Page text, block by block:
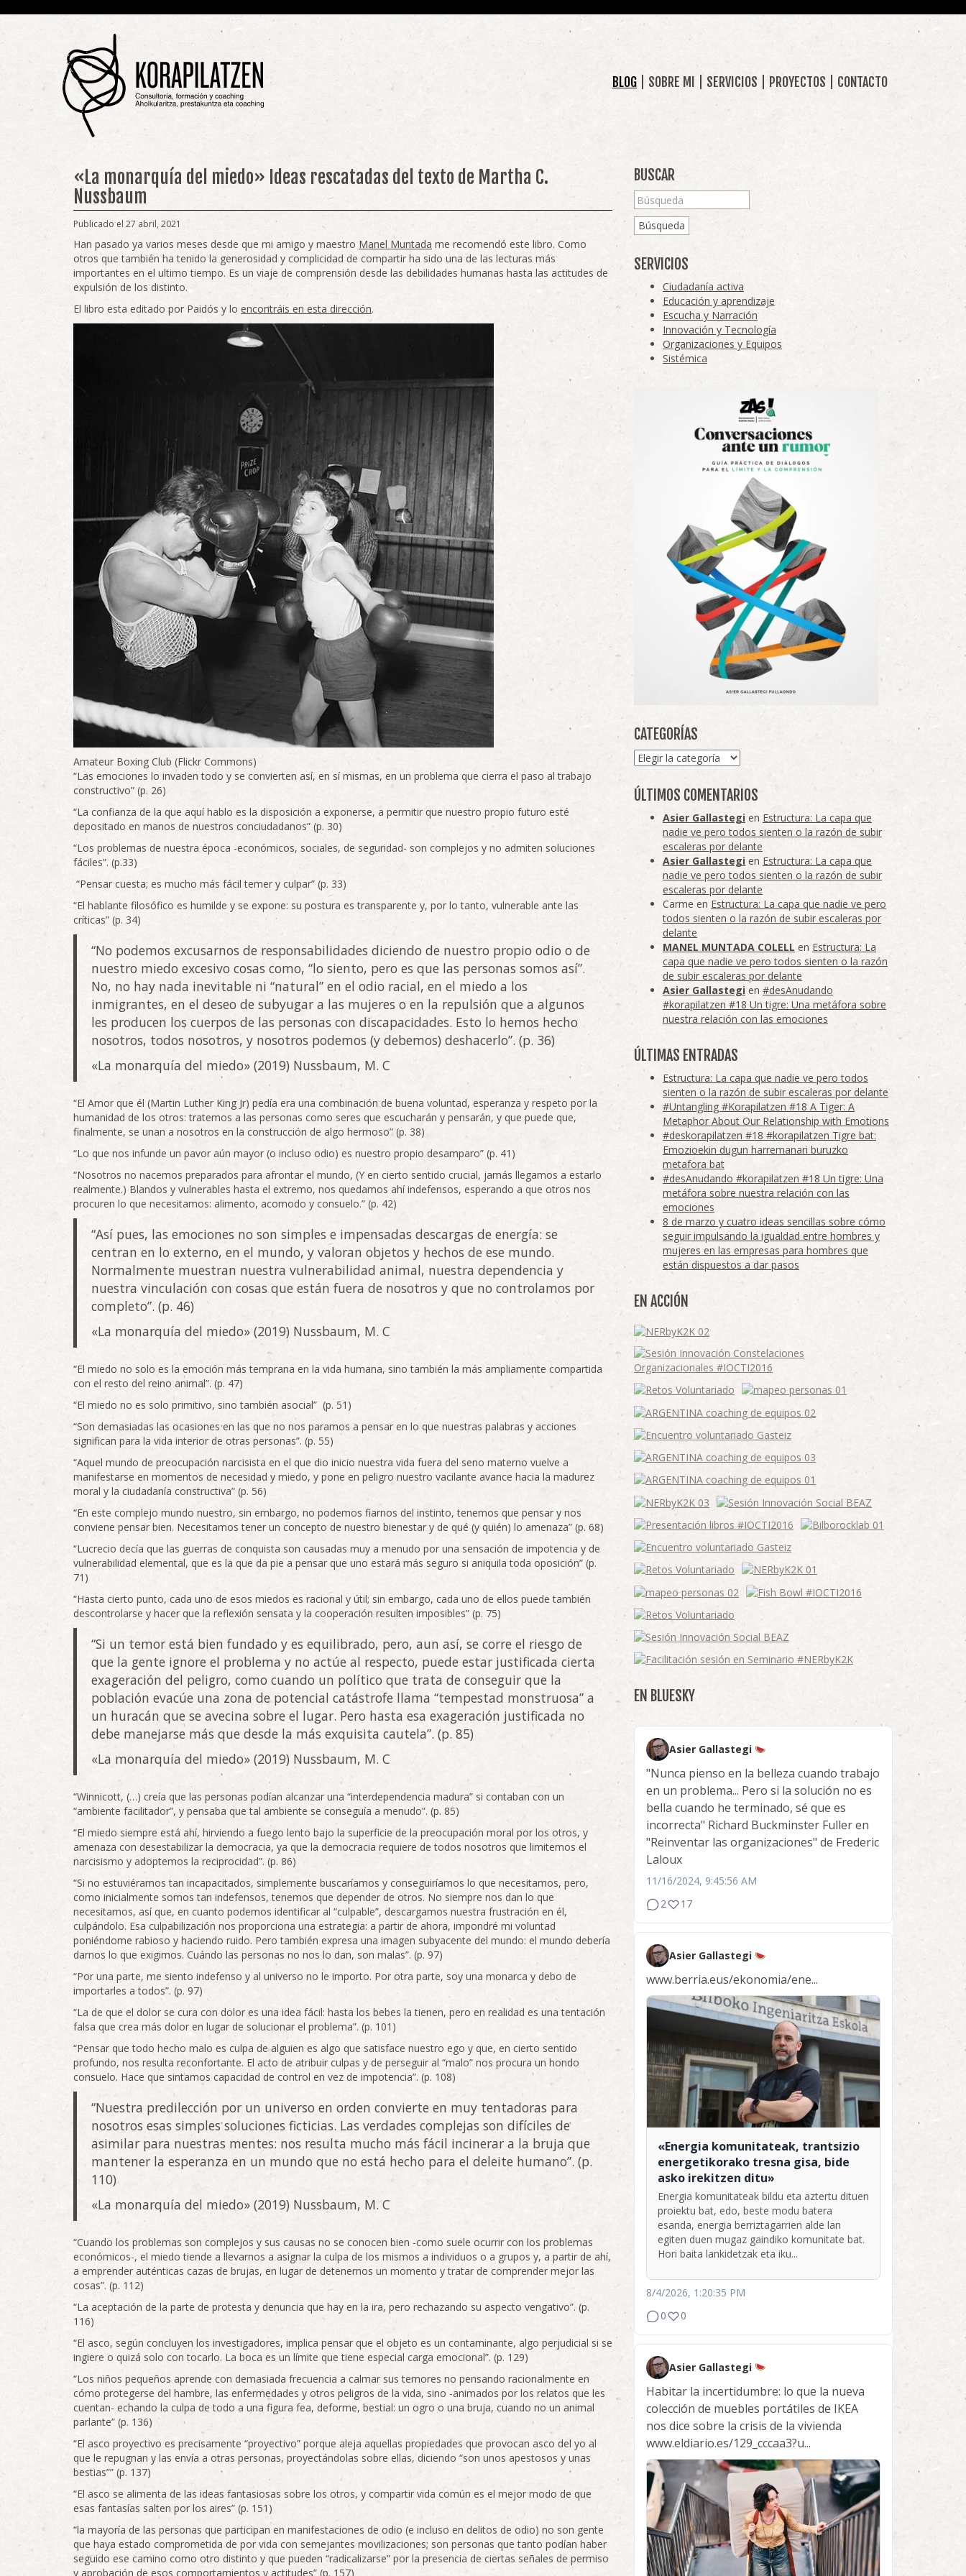
BLOG SOBRE MI SERVICIOS PROYECTOS CONTACTO
«La monarquía del miedo» Ideas rescatadas del texto de Martha C.
Nussbaum
Publicado el 27 abril, 2021
Han pasado ya varios meses desde que mi amigo y maestro Manel Muntada me recomendó este libro. Como
otros que también ha tenido la generosidad y complicidad de compartir ha sido una de las lecturas más
importantes en el ultimo tiempo. Es un viaje de comprensión desde las debilidades humanas hasta las actitudes de
expulsión de los distinto.
El libro esta editado por Paidós y lo encontráis en esta dirección.
Amateur Boxing Club (Flickr Commons)
“Las emociones lo invaden todo y se convierten así, en sí mismas, en un problema que cierra el paso al trabajo
constructivo” (p. 26)
“La confianza de la que aquí hablo es la disposición a exponerse, a permitir que nuestro propio futuro esté
depositado en manos de nuestros conciudadanos” (p. 30)
“Los problemas de nuestra época -económicos, sociales, de seguridad- son complejos y no admiten soluciones
fáciles”. (p.33)
“Pensar cuesta; es mucho más fácil temer y culpar” (p. 33)
“El hablante filosófico es humilde y se expone: su postura es transparente y, por lo tanto, vulnerable ante las
críticas” (p. 34)
“No podemos excusarnos de responsabilidades diciendo de nuestro propio odio o de
nuestro miedo excesivo cosas como, “lo siento, pero es que las personas somos así”.
No, no hay nada inevitable ni “natural” en el odio racial, en el miedo a los
inmigrantes, en el deseo de subyugar a las mujeres o en la repulsión que a algunos
les producen los cuerpos de las personas con discapacidades. Esto lo hemos hecho
nosotros, todos nosotros, y nosotros podemos (y debemos) deshacerlo”. (p. 36)
«La monarquía del miedo» (2019) Nussbaum, M. C
“El Amor que él (Martin Luther King Jr) pedía era una combinación de buena voluntad, esperanza y respeto por la
humanidad de los otros: tratemos a las personas como seres que escucharán y pensarán, y que puede que,
finalmente, se unan a nosotros en la construcción de algo hermoso” (p. 38)
“Lo que nos infunde un pavor aún mayor (o incluso odio) es nuestro propio desamparo” (p. 41)
“Nosotros no nacemos preparados para afrontar el mundo, (Y en cierto sentido crucial, jamás llegamos a estarlo
realmente.) Blandos y vulnerables hasta el extremo, nos quedamos ahí indefensos, esperando a que otros nos
procuren lo que necesitamos: alimento, acomodo y consuelo.” (p. 42)
“Así pues, las emociones no son simples e impensadas descargas de energía: se
centran en lo externo, en el mundo, y valoran objetos y hechos de ese mundo.
Normalmente muestran nuestra vulnerabilidad animal, nuestra dependencia y
nuestra vinculación con cosas que están fuera de nosotros y que no controlamos por
completo”. (p. 46)
«La monarquía del miedo» (2019) Nussbaum, M. C
“El miedo no solo es la emoción más temprana en la vida humana, sino también la más ampliamente compartida
con el resto del reino animal”. (p. 47)
“El miedo no es solo primitivo, sino también asocial” (p. 51)
“Son demasiadas las ocasiones en las que no nos paramos a pensar en lo que nuestras palabras y acciones
significan para la vida interior de otras personas”. (p. 55)
“Aquel mundo de preocupación narcisista en el que dio inicio nuestra vida fuera del seno materno vuelve a
manifestarse en momentos de necesidad y miedo, y pone en peligro nuestro vacilante avance hacia la madurez
moral y la ciudadanía constructiva” (p. 56)
“En este complejo mundo nuestro, sin embargo, no podemos fiarnos del instinto, tenemos que pensar y nos
conviene pensar bien. Necesitamos tener un concepto de nuestro bienestar y de qué (y quién) lo amenaza” (p. 68)
“Lucrecio decía que las guerras de conquista son causadas muy a menudo por una sensación de impotencia y de
vulnerabilidad elemental, que es la que da pie a pensar que uno estará más seguro si aniquila toda oposición” (p.
71)
“Hasta cierto punto, cada uno de esos miedos es racional y útil; sin embargo, cada uno de ellos puede también
descontrolarse y hacer que la reflexión sensata y la cooperación resulten imposibles” (p. 75)
“Si un temor está bien fundado y es equilibrado, pero, aun así, se corre el riesgo de
que la gente ignore el problema y no actúe al respecto, puede estar justificada cierta
exageración del peligro, como cuando un político que trata de conseguir que la
población evacúe una zona de potencial catástrofe llama “tempestad monstruosa” a
un huracán que se avecina sobre el lugar. Pero hasta esa exageración justificada no
debe manejarse más que desde la más exquisita cautela”. (p. 85)
«La monarquía del miedo» (2019) Nussbaum, M. C
“Winnicott, (…) creía que las personas podían alcanzar una “interdependencia madura” si contaban con un
“ambiente facilitador”, y pensaba que tal ambiente se conseguía a menudo”. (p. 85)
“El miedo siempre está ahí, hirviendo a fuego lento bajo la superficie de la preocupación moral por los otros, y
amenaza con desestabilizar la democracia, ya que la democracia requiere de todos nosotros que limitemos el
narcisismo y adoptemos la reciprocidad”. (p. 86)
“Si no estuviéramos tan incapacitados, simplemente buscaríamos y conseguiríamos lo que necesitamos, pero,
como inicialmente somos tan indefensos, tenemos que depender de otros. No siempre nos dan lo que
necesitamos, así que, en cuanto podemos identificar al “culpable”, descargamos nuestra frustración en él,
culpándolo. Esa culpabilización nos proporciona una estrategia: a partir de ahora, impondré mi voluntad
poniéndome rabioso y haciendo ruido. Pero también expresa una imagen subyacente del mundo: el mundo debería
darnos lo que exigimos. Cuándo las personas no nos lo dan, son malas”. (p. 97)
“Por una parte, me siento indefenso y al universo no le importo. Por otra parte, soy una monarca y debo de
importarles a todos”. (p. 97)
“La de que el dolor se cura con dolor es una idea fácil: hasta los bebes la tienen, pero en realidad es una tentación
falsa que crea más dolor en lugar de solucionar el problema”. (p. 101)
“Pensar que todo hecho malo es culpa de alguien es algo que satisface nuestro ego y que, en cierto sentido
profundo, nos resulta reconfortante. El acto de atribuir culpas y de perseguir al “malo” nos procura un hondo
consuelo. Hace que sintamos capacidad de control en vez de impotencia”. (p. 108)
“Nuestra predilección por un universo en orden convierte en muy tentadoras para
nosotros esas simples soluciones ficticias. Las verdades complejas son difíciles de
asimilar para nuestras mentes: nos resulta mucho más fácil incinerar a la bruja que
mantener la esperanza en un mundo que no está hecho para el deleite humano”. (p.
110)
«La monarquía del miedo» (2019) Nussbaum, M. C
“Cuando los problemas son complejos y sus causas no se conocen bien -como suele ocurrir con los problemas
económicos-, el miedo tiende a llevarnos a asignar la culpa de los mismos a individuos o a grupos y, a partir de ahí,
a emprender auténticas cazas de brujas, en lugar de detenernos un momento y tratar de comprender mejor las
cosas”. (p. 112)
“La aceptación de la parte de protesta y denuncia que hay en la ira, pero rechazando su aspecto vengativo”. (p.
116)
“El asco, según concluyen los investigadores, implica pensar que el objeto es un contaminante, algo perjudicial si se
ingiere o quizá solo con tocarlo. La boca es un límite que tiene especial carga emocional”. (p. 129)
“Los niños pequeños aprende con demasiada frecuencia a calmar sus temores no pensando racionalmente en
cómo protegerse del hambre, las enfermedades y otros peligros de la vida, sino -animados por los relatos que les
cuentan- echando la culpa de todo a una figura fea, deforme, bestial: un ogro o una bruja, cuando no un animal
parlante” (p. 136)
“El asco proyectivo es precisamente “proyectivo” porque aleja aquellas propiedades que provocan asco del yo al
que le repugnan y las envía a otras personas, proyectándolas sobre ellas, diciendo “son unos apestosos y unas
bestias”” (p. 137)
“El asco se alimenta de las ideas fantasiosas sobre los otros, y compartir vida común es el mejor modo de que
esas fantasías salten por los aires” (p. 151)
“la mayoría de las personas que participan en manifestaciones de odio (e incluso en delitos de odio) no son gente
que haya estado comprometida de por vida con semejantes movilizaciones; son personas que tanto podían haber
seguido ese camino como otro distinto y que pueden “radicalizarse” por la presencia de ciertas señales de permiso
y aprobación de esos comportamientos y actitudes” (p. 157)
BUSCAR
Búsqueda
SERVICIOS
Ciudadanía activa
Educación y aprendizaje
Escucha y Narración
Innovación y Tecnología
Organizaciones y Equipos
Sistémica
CATEGORÍAS
Categorías
ÚLTIMOS COMENTARIOS
Asier Gallastegi en Estructura: La capa que
nadie ve pero todos sienten o la razón de subir
escaleras por delante
Asier Gallastegi en Estructura: La capa que
nadie ve pero todos sienten o la razón de subir
escaleras por delante
Carme en Estructura: La capa que nadie ve pero
todos sienten o la razón de subir escaleras por
delante
MANEL MUNTADA COLELL en Estructura: La
capa que nadie ve pero todos sienten o la razón
de subir escaleras por delante
Asier Gallastegi en #desAnudando
#korapilatzen #18 Un tigre: Una metáfora sobre
nuestra relación con las emociones
ÚLTIMAS ENTRADAS
Estructura: La capa que nadie ve pero todos
sienten o la razón de subir escaleras por delante
#Untangling #Korapilatzen #18 A Tiger: A
Metaphor About Our Relationship with Emotions
#deskorapilatzen #18 #korapilatzen Tigre bat:
Emozioekin dugun harremanari buruzko
metafora bat
#desAnudando #korapilatzen #18 Un tigre: Una
metáfora sobre nuestra relación con las
emociones
8 de marzo y cuatro ideas sencillas sobre cómo
seguir impulsando la igualdad entre hombres y
mujeres en las empresas para hombres que
están dispuestos a dar pasos
EN ACCIÓN
EN BLUESKY
Asier Gallastegi
"Nunca pienso en la belleza cuando trabajo
en un problema... Pero si la solución no es
bella cuando he terminado, sé que es
incorrecta" Richard Buckminster Fuller en
"Reinventar las organizaciones" de Frederic
Laloux
11/16/2024, 9:45:56 AM
2
17
Asier Gallastegi
www.berria.eus/ekonomia/ene...
«Energia komunitateak, trantsizio
energetikorako tresna gisa, bide
asko irekitzen ditu»
Energia komunitateak bildu eta aztertu dituen
proiektu bat, edo, beste modu batera
esanda, energia berriztagarrien alde lan
egiten duen mugaz gaindiko komunitate bat.
Hori baita lankidetzak eta iku...
8/4/2026, 1:20:35 PM
0
0
Asier Gallastegi
Habitar la incertidumbre: lo que la nueva
colección de muebles portátiles de IKEA
nos dice sobre la crisis de la vivienda
www.eldiario.es/129_cccaa3?u...